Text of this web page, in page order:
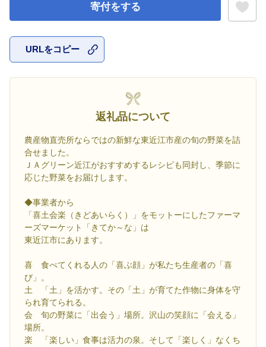
寄付をする
URLをコピー
返礼品について
農産物直売所ならではの新鮮な東近江市産の旬の野菜を詰
合せました。
ＪＡグリーン近江がおすすめするレシピも同封し、季節に
応じた野菜をお届けします。
◆事業者から
「喜土会楽（きどあいらく）」をモットーにしたファーマ
ーズマーケット「きてか～な」は
東近江市にあります。
喜 食べてくれる人の「喜ぶ顔」が私たち生産者の「喜
び」。
土 「土」を活かす。その「土」が育てた作物に身体を守
られ育てられる。
会 旬の野菜に「出会う」場所。沢山の笑顔に「会える」
場所。
楽 「楽しい」食事は活力の泉。そして「楽しく」なくち